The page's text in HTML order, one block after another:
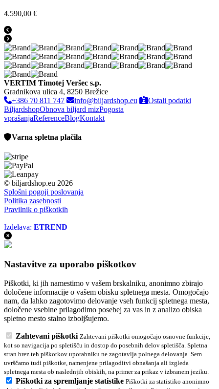
4.590,00 €
VERTIM Timotej Veršec s.p.
Gradnikova ulica 4, 8250 Brežice
+386 70 811 747
info@biljardshop.eu
Ostali podatki
BiljardshopObnova biljard mizPogosta
vprašanjaReferenceBlogKontakt
Varna spletna plačila
© biljardshop.eu 2026
Splošni pogoji poslovanja
Politika zasebnosti
Pravilnik o piškotkih
Izdelava: ETREND
Nastavitve za uporabo piškotkov
Piškotki, ki jih namestimo v vašem brskalniku, anonimno zbirajo
določene informacije o vašem obisku spletnega mesta. Omogočajo
nam, da lahko zagotovimo delovanje vseh funkcij spletnega mesta,
določene vsebine prilagodimo posebej za vas in z analizo obiska
spletno mesto stalno izboljšujemo.
Zahtevani piškotki Zahtevani piškotki omogočajo osnovne funkcije,
kot so navigacija po spletišču in dostop do posebnih delov spletišča. Spletna
stran brez teh piškotkov uporabniku ne zagotavlja polnega delovanja. Sem
uvrščamo tudi piškotke, namenjene prilagoditvi obnašanja ali izgleda
spletnega mesta ob naslednjih obiskih, na primer za prikaz v izbranem jeziku.
Piškotki za spremljanje statistike Piškotki za statistiko anonimno